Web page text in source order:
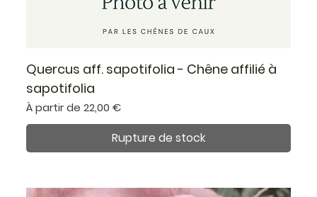
Quercus aff. sapotifolia - Chêne affilié à
sapotifolia
À partir de22,00 €
Prix promotionnel
Rupture de stock